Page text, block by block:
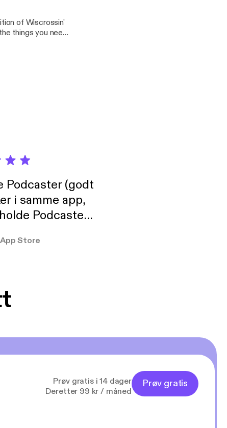
of Wiscrossin'
things you need
Podcaster (godt
i samme app,
Podcaster
App Store
Prøv gratis i 14 dager
Deretter 99 kr / måned
Prøv gratis